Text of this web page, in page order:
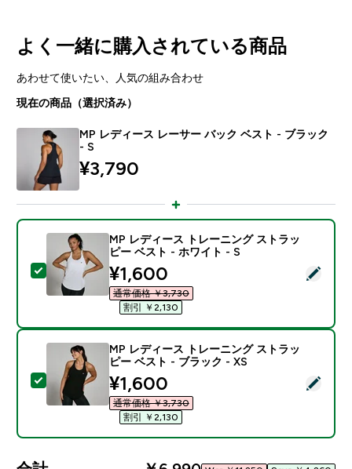
よく一緒に購入されている商品
あわせて使いたい、人気の組み合わせ
現在の商品（選択済み）
MP レディース レーサー バック ベスト - ブラック
- S
¥3,790‎
この商品を選択 - MP レディース トレーニング スト
MP レディース トレーニング ストラッ
ピー ベスト - ホワイト - S
discounted price
¥1,600‎
通常価格 ￥3,730‎
割引 ￥2,130‎
この商品を選択 - MP レディース トレーニング スト
MP レディース トレーニング ストラッ
ピー ベスト - ブラック - XS
discounted price
¥1,600‎
通常価格 ￥3,730‎
割引 ￥2,130‎